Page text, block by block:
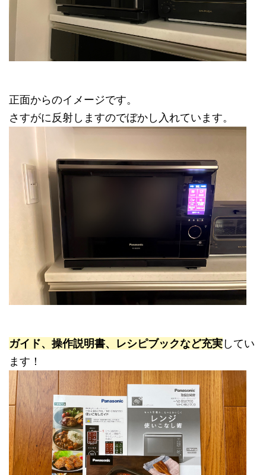
正面からのイメージです。
さすがに反射しますのでぼかし入れています。
ガイド、操作説明書、レシピブックなど充実してい
ます！